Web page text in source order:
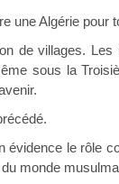
Algérie pour
villages. Les
sous la
le rôle
monde